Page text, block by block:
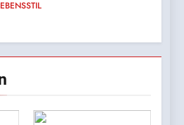
in der Großstadt
wie geht man mit dem
an Nähe um?